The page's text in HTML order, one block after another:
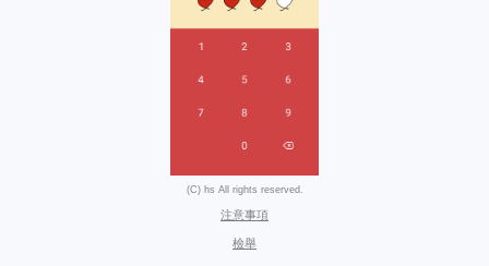
(C) hs All rights reserved.
注意事項
檢舉